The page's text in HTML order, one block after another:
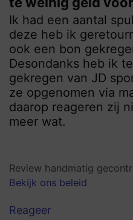
Ik had een aantal
deze heb ik
ook een bon
Desondanks heb ik
gekregen van JD
ze opgenomen via
daarop reageren zij
meer wat.
Review handmatig
Bekijk ons beleid
Reageer